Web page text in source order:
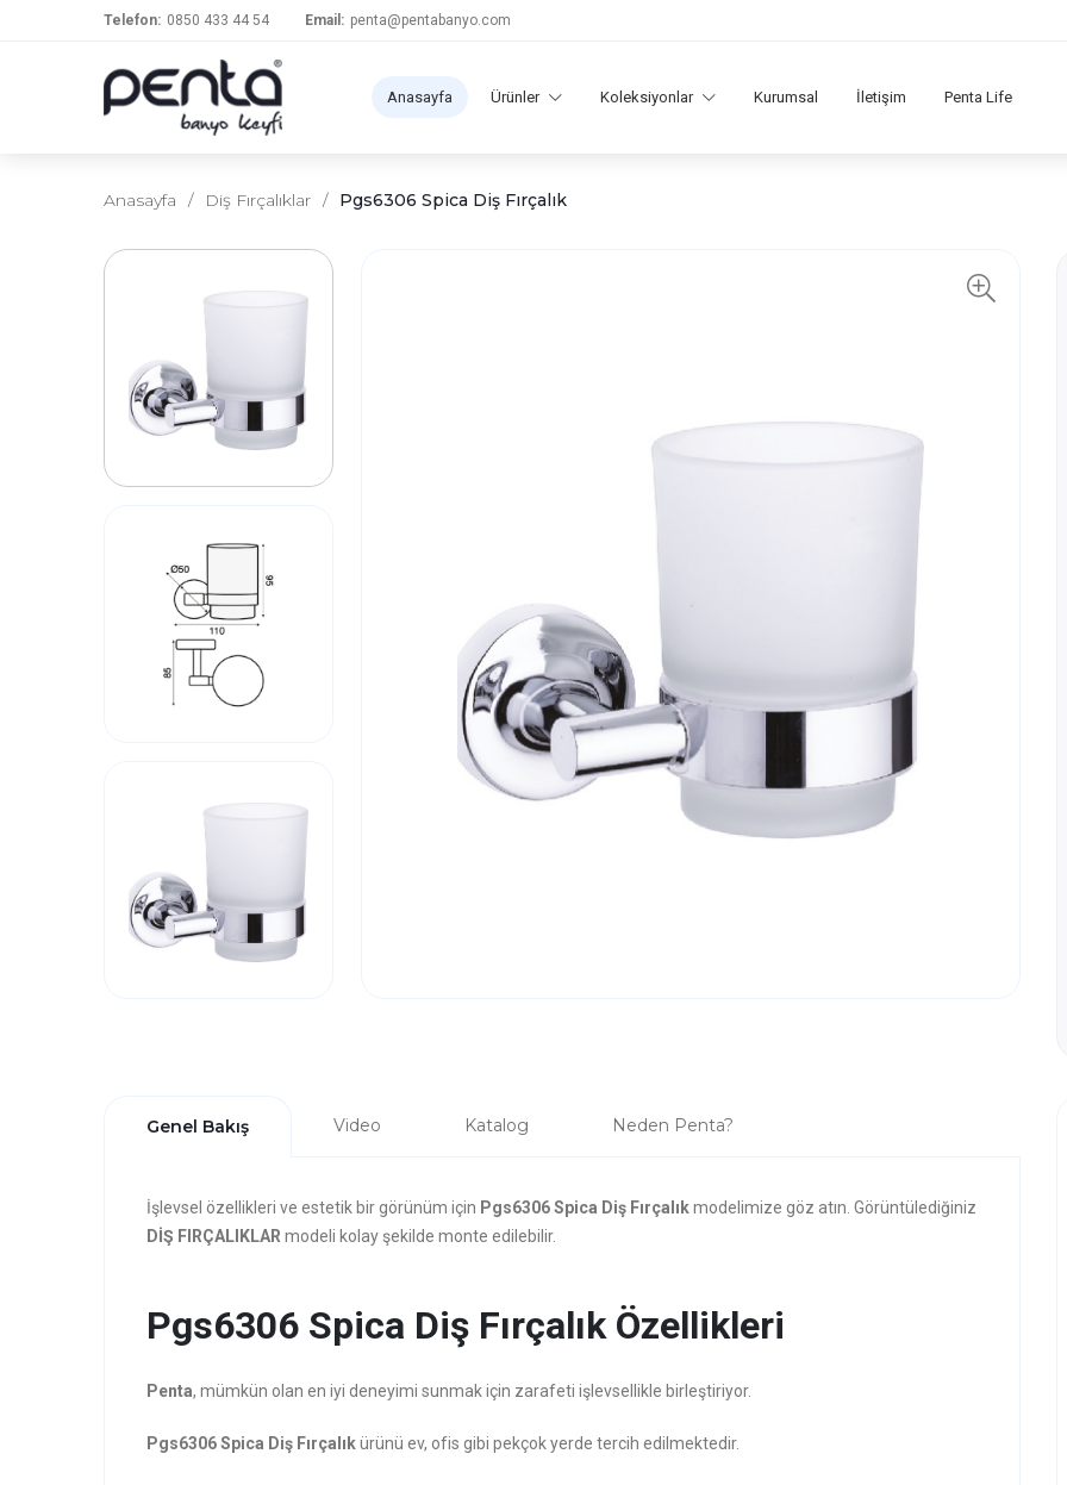
Telefon: 0850 433 44 54 Email: penta@pentabanyo.com
Anasayfa Ürünler Koleksiyonlar Kurumsal İletişim Penta Life
Anasayfa / Diş Fırçalıklar / Pgs6306 Spica Diş Fırçalık
Genel Bakış Video Katalog Neden Penta?
İşlevsel özellikleri ve estetik bir görünüm için Pgs6306 Spica Diş Fırçalıkmodelimize göz atın. Görüntülediğiniz
DİŞ FIRÇALIKLAR modeli kolay şekilde monte edilebilir.
Pgs6306 Spica Diş Fırçalık Özellikleri
Penta, mümkün olan en iyi deneyimi sunmak için zarafeti işlevsellikle birleştiriyor.
Pgs6306 Spica Diş Fırçalıkürünü ev, ofis gibi pekçok yerde tercih edilmektedir.